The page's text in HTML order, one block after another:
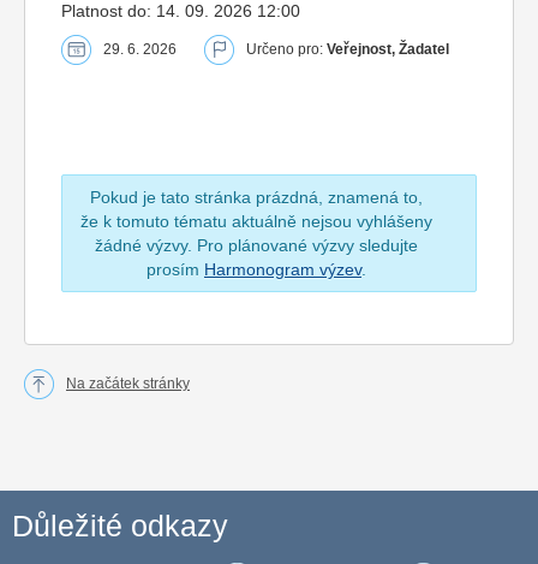
Platnost do: 14. 09. 2026 12:00
29. 6. 2026 Určeno pro: Veřejnost, Žadatel
Pokud je tato stránka prázdná, znamená to,
že k tomuto tématu aktuálně nejsou vyhlášeny
žádné výzvy. Pro plánované výzvy sledujte
prosím Harmonogram výzev.
Na začátek stránky
Důležité odkazy